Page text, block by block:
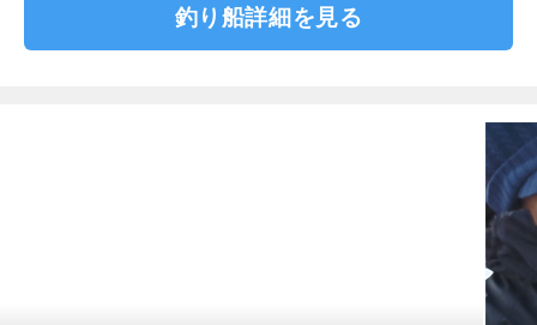
釣り船詳細を見る